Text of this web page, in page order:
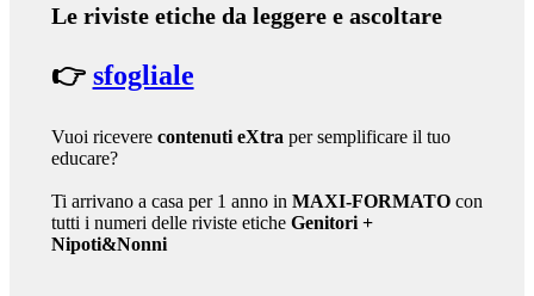
Le riviste etiche da leggere e ascoltare
👉 sfogliale
Vuoi ricevere contenuti eXtra per semplificare il tuo
educare?
Ti arrivano a casa per 1 anno in MAXI-FORMATOcon
tutti i numeri delle riviste etiche Genitori +
Nipoti&Nonni